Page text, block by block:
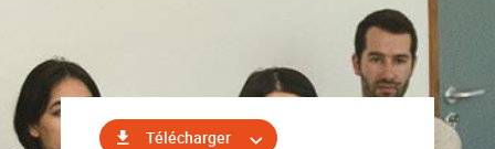
Télécharger